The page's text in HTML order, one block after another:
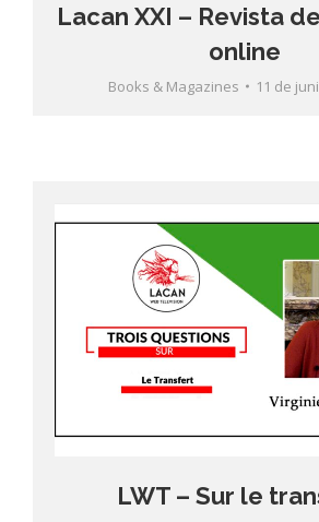
Lacan XXI – Revista
online
Books & Magazines 11 de
LWT – Sur le